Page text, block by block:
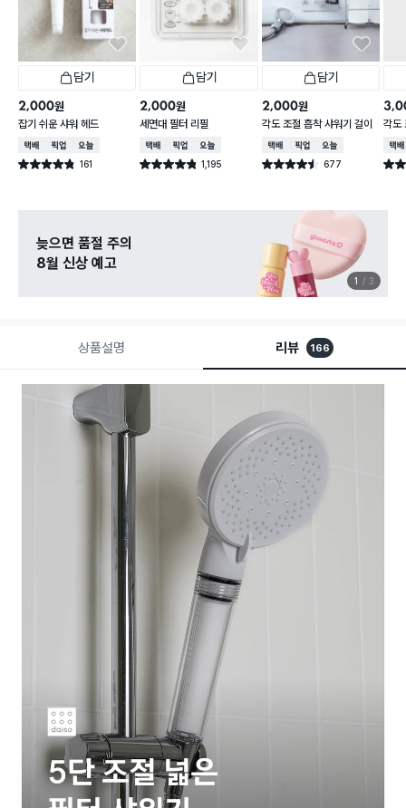
담기
2,000원
잡기 쉬운 샤워 헤드
택배배송매장픽업오늘배송
별점 4.8점 161
건 작성
담기
2,000원
세면대 필터 리필
택배배송매장픽업오늘배송
별점 4.8점 1,195
건 작성
담기
2,000원
각도 조절 흡착 샤워기 걸이
택배배송매장픽업오늘배송
별점 4.5점 677
건 작성
각도
택배
별점
늦으면 품절 주의
8월 신상 예고
1 3
상품설명 리뷰 166